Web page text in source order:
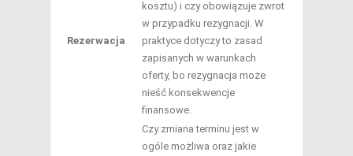
Rezerwacja
kosztu) i czy obowiązuje zwrot
w przypadku rezygnacji. W
praktyce dotyczy to zasad
zapisanych w warunkach
oferty, bo rezygnacja może
nieść konsekwencje
finansowe.
Czy zmiana terminu jest w
ogóle możliwa oraz jakie